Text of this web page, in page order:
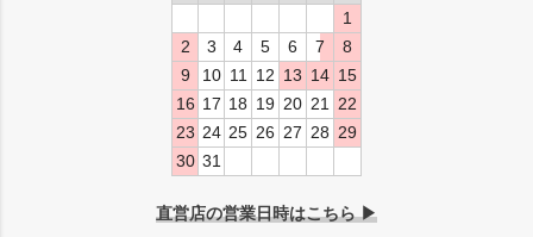
1
2
3 4 5 6 7
8
9
10 11 12 13 14 15
16 17 18 19 20 21
22
23 24 25 26 27 28 29
30 31
直営店の営業日時はこちら ▶